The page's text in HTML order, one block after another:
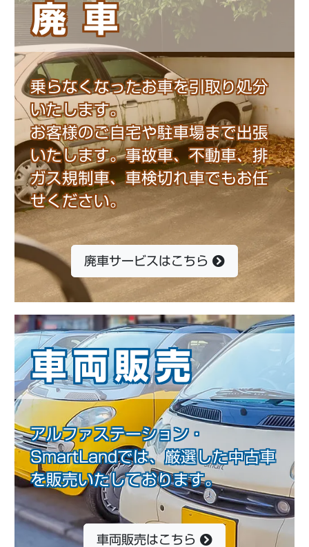
廃車
乗らなくなったお車を引取り処分
いたします。
お客様のご自宅や駐車場まで出張
いたします。事故車、不動車、排
ガス規制車、車検切れ車でもお任
せください。
廃車サービスはこちら
車両販売
アルファステーション・
SmartLandでは、厳選した中古車
を販売いたしております。
車両販売はこちら